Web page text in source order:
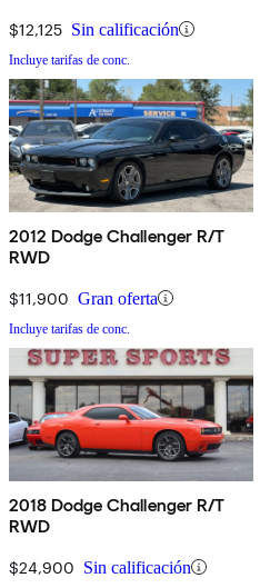
$12,125 Sin calificación
Incluye tarifas de conc.
2012 Dodge Challenger R/T
RWD
$11,900 Gran oferta
Incluye tarifas de conc.
2018 Dodge Challenger R/T
RWD
$24,900 Sin calificación